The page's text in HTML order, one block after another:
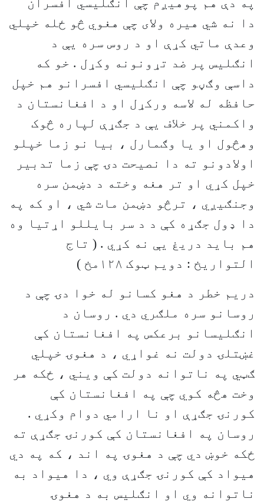
په دې هم پوهيږم چې انګليسي افسران
دا نه شي هيره ولای چې هغوي څو ځله خپلي
وعدې ماتي کړې او د روس سره يې د
انګليس پر ضد تړونونه وکړل . خو که
داسې وګڼو چې انګليسي افسرانو هم خپل
حافظه له لاسه ورکړل او د افغانستان د
واکمني پر خلاف يې د جګړې لپاره څوک
وهڅول او يا وګمارل ، بيا نو زما خپلو
اولادونو ته دا نصيحت دۍ چې زما تدبير
خپل کړي او تر هغه وخته د دښمن سره
وجنګيږي ، ترڅو دښمن مات شي ، او که په
دا ډول جګړه کې د د سر بايللو اړتيا وه
هم بايد دريغ يې نه کړي . ( تاج
التواريخ : دويم ټوک ١٢٨مخ )
دريم خطر د هغو کسانو له خوا دۍ چې د
روسانو سره ملګري دي . روسان د
انګليسانو برعکس په افغانستان کې
غښتلۍ دولت نه غواړي ، د هغوۍ خپلي
ګټي په ناتوانه دولت کې ويني ، ځکه هر
وخت هڅه کوي چې په افغانستان کې
کورنۍ جګړې او نا ارامي دوام وکړي .
روسان په افغانستان کې کورنۍ جګړې ته
ځکه خوښ دي چې د هغوۍ په اند ، که په دي
هيواد کې کورنۍ جګړې وي ، دا هيواد به
ناتوانه وي او انګليس به د هغوۍ